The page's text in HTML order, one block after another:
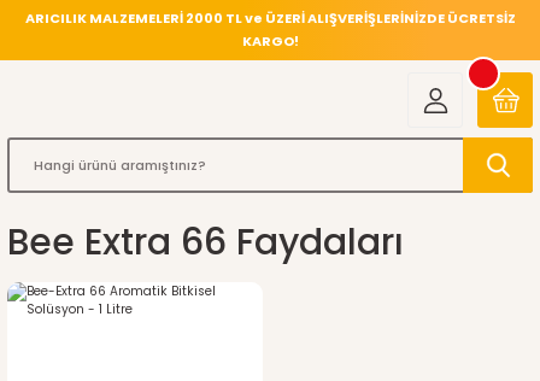
ARICILIK MALZEMELERİ 2000 TL ve ÜZERİ ALIŞVERİŞLERİNİZDE ÜCRETSİZ
KARGO!
Bee Extra 66 Faydaları